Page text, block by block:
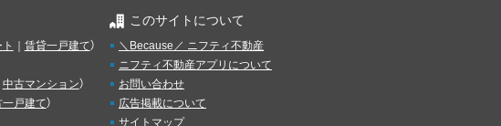
賃貸一戸建て）
中古マンション）
一戸建て）
このサイトについて
＼Because／ ニフティ不動産
ニフティ不動産アプリについて
お問い合わせ
広告掲載について
サイトマップ